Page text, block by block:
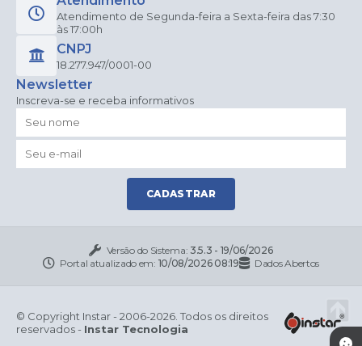
Atendimento de Segunda-feira a Sexta-feira das 7:30
às 17:00h
CNPJ
18.277.947/0001-00
Newsletter
Inscreva-se e receba informativos
CADASTRAR
Versão do Sistema: 3.5.3 - 19/06/2026
Portal atualizado em: 10/08/2026 08:19 Dados Abertos
© Copyright Instar - 2006-2026. Todos os direitos
reservados - Instar Tecnologia